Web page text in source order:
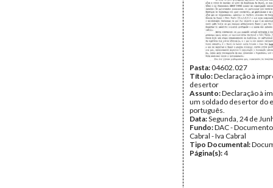
Pasta:04602.027
Título:Declaração à
desertor
Assunto:Declaração à
um soldado desertor do
português.
Data:Segunda, 24 de
Fundo:DAC -
Cabral - Iva Cabral
Tipo Documental:
Página(s):4